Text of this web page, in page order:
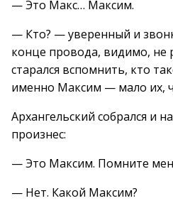
— Это Макс… Максим.
— Кто? — уверенный и
конце провода, видимо, не
старался вспомнить, кто
именно Максим — мало их,
Архангельский собрался и
произнес:
— Это Максим. Помните
— Нет. Какой Максим?